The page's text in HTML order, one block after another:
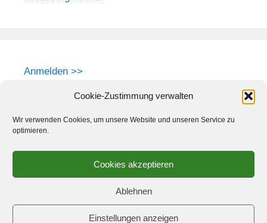
Cookie-Zustimmung verwalten
Wir verwenden Cookies, um unsere Website und unseren Service zu
optimieren.
Cookies akzeptieren
Ablehnen
Einstellungen anzeigen
Anmelden >>